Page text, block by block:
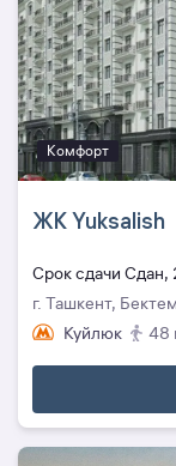
Комфорт
ЖК Yuksalish
Cрок сдачи Сдан,
г. Ташкент,
Куйлюк
48